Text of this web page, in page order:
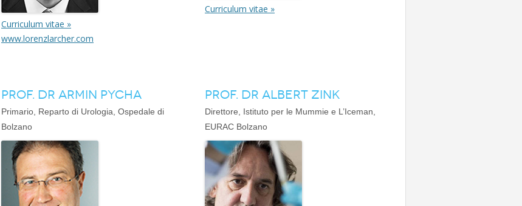
Curriculum vitae »
www.lorenzlarcher.com
Curriculum vitae »
PROF. DR ARMIN PYCHA
Primario, Reparto di Urologia, Ospedale di
Bolzano
PROF. DR ALBERT ZINK
Direttore, Istituto per le Mummie e L’Iceman,
EURAC Bolzano